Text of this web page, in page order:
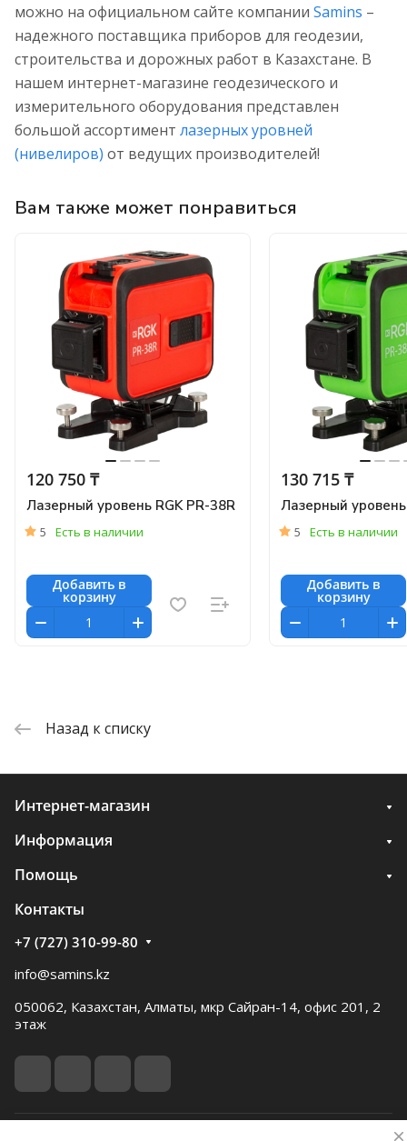
можно на официальном сайте компании Samins –
надежного поставщика приборов для геодезии,
строительства и дорожных работ в Казахстане. В
нашем интернет-магазине геодезического и
измерительного оборудования представлен
большой ассортимент лазерных уровней
(нивелиров) от ведущих производителей!
Вам также может понравиться
120 750 ₸
Лазерный уровень RGK PR-38R
5 Есть в наличии
Добавить в
корзину
130 715 ₸
Лазерный уровень
5 Есть в наличии
Добавить в
корзину
Назад к списку
Интернет-магазин
Информация
Помощь
Контакты
+7 (727) 310-99-80
info@samins.kz
050062, Казахстан, Алматы, мкр Сайран-14, офис 201, 2
этаж